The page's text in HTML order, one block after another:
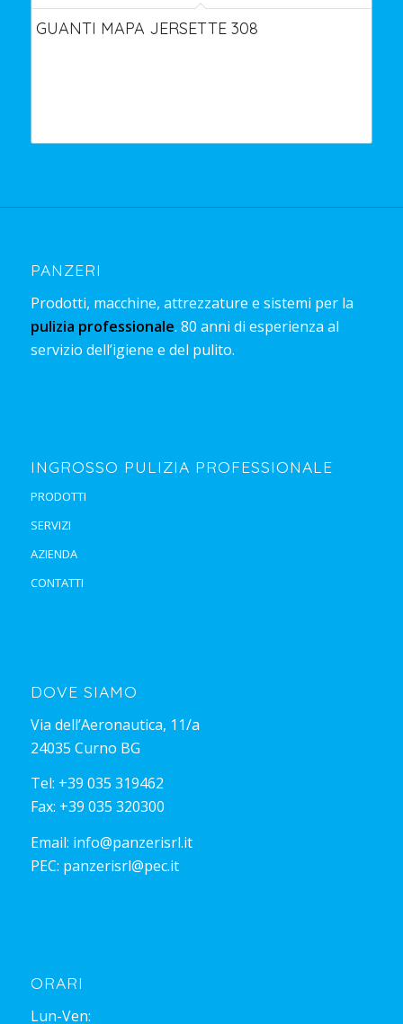
GUANTI MAPA JERSETTE 308
PANZERI
Prodotti, macchine, attrezzature e sistemi per la
pulizia professionale. 80 anni di esperienza al
servizio dell’igiene e del pulito.
INGROSSO PULIZIA PROFESSIONALE
PRODOTTI
SERVIZI
AZIENDA
CONTATTI
DOVE SIAMO
Via dell’Aeronautica, 11/a
24035 Curno BG
Tel: +39 035 319462
Fax: +39 035 320300
Email: info@panzerisrl.it
PEC: panzerisrl@pec.it
ORARI
Lun-Ven: